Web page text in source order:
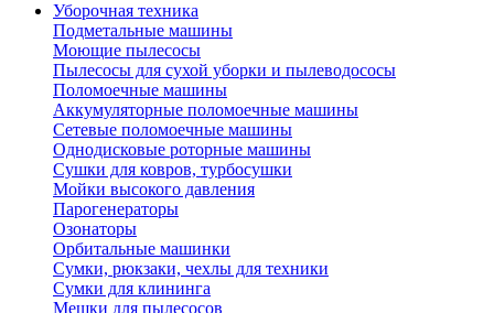
Уборочная техника
Подметальные машины
Моющие пылесосы
Пылесосы для сухой уборки и пылеводососы
Поломоечные машины
Аккумуляторные поломоечные машины
Сетевые поломоечные машины
Однодисковые роторные машины
Сушки для ковров, турбосушки
Мойки высокого давления
Парогенераторы
Озонаторы
Орбитальные машинки
Сумки, рюкзаки, чехлы для техники
Сумки для клининга
Мешки для пылесосов